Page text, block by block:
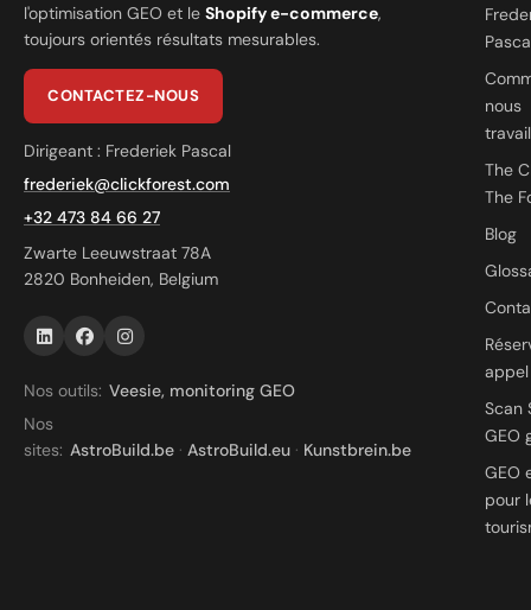
l'optimisation GEO et le Shopify e-commerce,
toujours orientés résultats mesurables.
CONTACTEZ-NOUS
Dirigeant : Frederiek Pascal
frederiek@clickforest.com
+32 473 84 66 27
Zwarte Leeuwstraat 78A
2820 Bonheiden, Belgium
Nos outils: Veesie, monitoring GEO
Nos
sites: AstroBuild.be · AstroBuild.eu · Kunstbrein.be
nous
The
The
Blog
Scan
GEO
GEO
pour